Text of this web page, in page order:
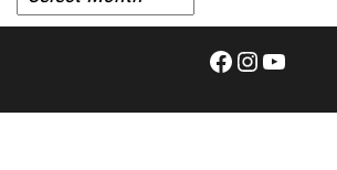
Facebook
Instagram
YouTube